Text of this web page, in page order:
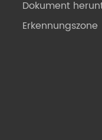
Dokument
Erkennungszone